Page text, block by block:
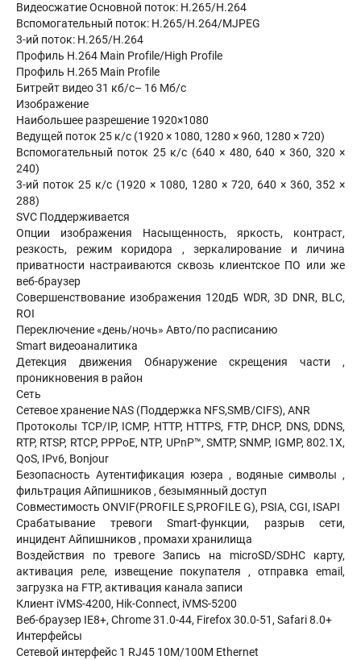
Видеосжатие Основной поток: H.265/H.264
Вспомогательный поток: H.265/H.264/MJPEG
3-ий поток: H.265/H.264
Профиль H.264 Main Profile/High Profile
Профиль H.265 Main Profile
Битрейт видео 31 кб/с– 16 Мб/с
Изображение
Наибольшее разрешение 1920×1080
Ведущей поток 25 к/с (1920 × 1080, 1280 × 960, 1280 × 720)
Вспомогательный поток 25 к/с (640 × 480, 640 × 360, 320 ×
240)
3-ий поток 25 к/с (1920 × 1080, 1280 × 720, 640 × 360, 352 ×
288)
SVC Поддерживается
Опции изображения Насыщенность, яркость, контраст,
резкость, режим коридора , зеркалирование и личина
приватности настраиваются сквозь клиентское ПО или же
веб-браузер
Совершенствование изображения 120дБ WDR, 3D DNR, BLC,
ROI
Переключение «день/ночь» Авто/по расписанию
Smart видеоаналитика
Детекция движения Обнаружение скрещения части ,
проникновения в район
Сеть
Сетевое хранение NAS (Поддержка NFS,SMB/CIFS), ANR
Протоколы TCP/IP, ICMP, HTTP, HTTPS, FTP, DHCP, DNS, DDNS,
RTP, RTSP, RTCP, PPPoE, NTP, UPnP™, SMTP, SNMP, IGMP, 802.1X,
QoS, IPv6, Bonjour
Безопасность Аутентификация юзера , водяные символы ,
фильтрация Айпишников , безымянный доступ
Совместимость ONVIF(PROFILE S,PROFILE G), PSIA, CGI, ISAPI
Срабатывание тревоги Smart-функции, разрыв сети,
инцидент Айпишников , промахи хранилища
Воздействия по тревоге Запись на microSD/SDHC карту,
активация реле, извещение покупателя , отправка email,
загрузка на FTP, активация канала записи
Клиент iVMS-4200, Hik-Connect, iVMS-5200
Веб-браузер IE8+, Chrome 31.0-44, Firefox 30.0-51, Safari 8.0+
Интерфейсы
Сетевой интерфейс 1 RJ45 10M/100M Ethernet